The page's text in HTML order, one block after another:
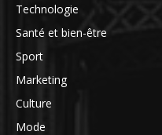
Technologie
Santé et bien-être
Sport
Marketing
Culture
Mode